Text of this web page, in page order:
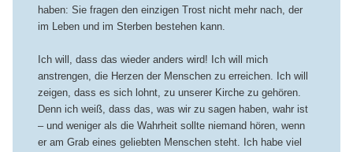
haben: Sie fragen den einzigen Trost nicht mehr nach, der
im Leben und im Sterben bestehen kann.
Ich will, dass das wieder anders wird! Ich will mich
anstrengen, die Herzen der Menschen zu erreichen. Ich will
zeigen, dass es sich lohnt, zu unserer Kirche zu gehören.
Denn ich weiß, dass das, was wir zu sagen haben, wahr ist
– und weniger als die Wahrheit sollte niemand hören, wenn
er am Grab eines geliebten Menschen steht. Ich habe viel